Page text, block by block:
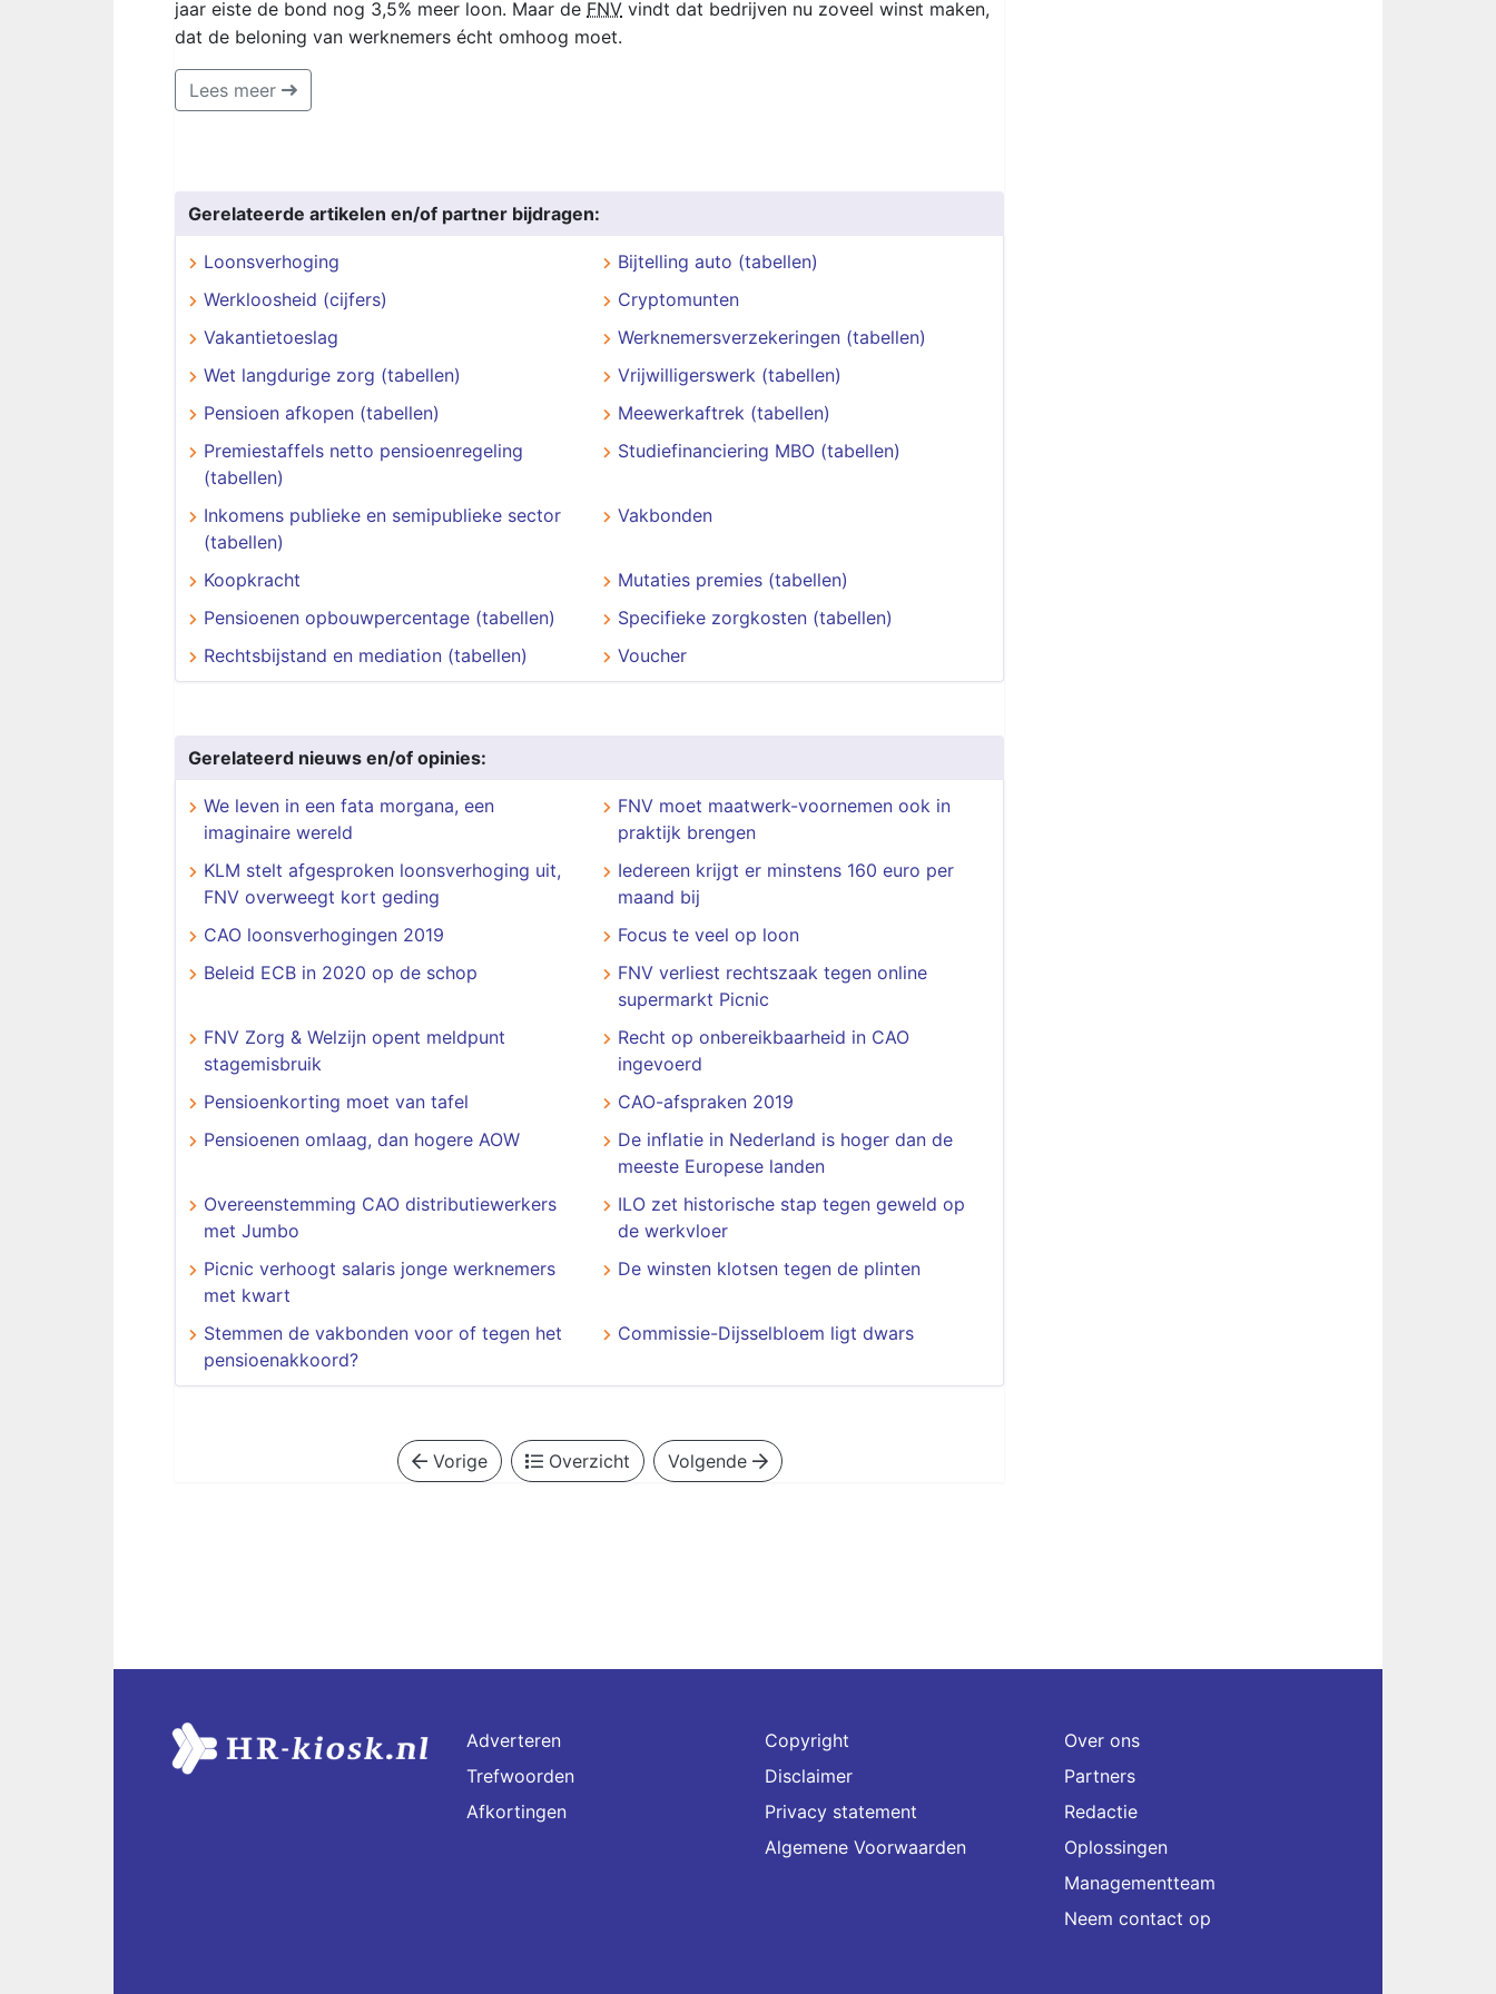
jaar eiste de bond nog 3,5% meer loon. Maar de FNV vindt dat bedrijven nu zoveel winst maken,
dat de beloning van werknemers écht omhoog moet.
Lees meer
Gerelateerde artikelen en/of partner bijdragen:
Loonsverhoging
Bijtelling auto (tabellen)
Werkloosheid (cijfers)
Cryptomunten
Vakantietoeslag
Werknemersverzekeringen (tabellen)
Wet langdurige zorg (tabellen)
Vrijwilligerswerk (tabellen)
Pensioen afkopen (tabellen)
Meewerkaftrek (tabellen)
Premiestaffels netto pensioenregeling
(tabellen)
Studiefinanciering MBO (tabellen)
Inkomens publieke en semipublieke sector
(tabellen)
Vakbonden
Koopkracht
Mutaties premies (tabellen)
Pensioenen opbouwpercentage (tabellen)
Specifieke zorgkosten (tabellen)
Rechtsbijstand en mediation (tabellen)
Voucher
Gerelateerd nieuws en/of opinies:
We leven in een fata morgana, een
imaginaire wereld
FNV moet maatwerk-voornemen ook in
praktijk brengen
KLM stelt afgesproken loonsverhoging uit,
FNV overweegt kort geding
Iedereen krijgt er minstens 160 euro per
maand bij
CAO loonsverhogingen 2019
Focus te veel op loon
Beleid ECB in 2020 op de schop
FNV verliest rechtszaak tegen online
supermarkt Picnic
FNV Zorg & Welzijn opent meldpunt
stagemisbruik
Recht op onbereikbaarheid in CAO
ingevoerd
Pensioenkorting moet van tafel
CAO-afspraken 2019
Pensioenen omlaag, dan hogere AOW
De inflatie in Nederland is hoger dan de
meeste Europese landen
Overeenstemming CAO distributiewerkers
met Jumbo
ILO zet historische stap tegen geweld op
de werkvloer
Picnic verhoogt salaris jonge werknemers
met kwart
De winsten klotsen tegen de plinten
Stemmen de vakbonden voor of tegen het
pensioenakkoord?
Commissie-Dijsselbloem ligt dwars
Vorige Overzicht Volgende
Adverteren
Trefwoorden
Afkortingen
Copyright
Disclaimer
Privacy statement
Algemene Voorwaarden
Over ons
Partners
Redactie
Oplossingen
Managementteam
Neem contact op